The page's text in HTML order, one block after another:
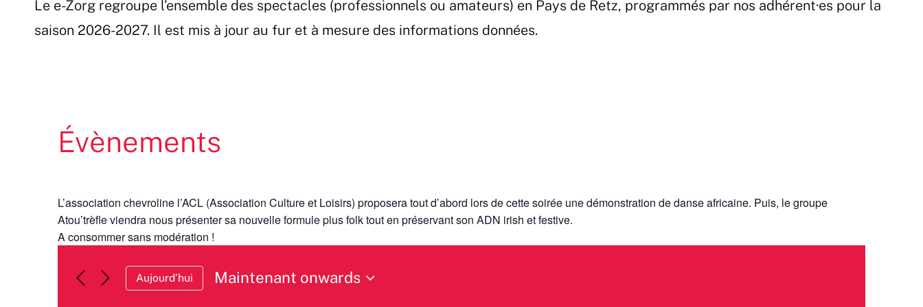
Le e-Zorg regroupe l’ensemble des spectacles (professionnels ou amateurs) en Pays de Retz, programmés par nos adhérent·es pour la
saison 2026-2027. Il est mis à jour au fur et à mesure des informations données.
Évènements
L’association chevroline l’ACL (Association Culture et Loisirs) proposera tout d’abord lors de cette soirée une démonstration de danse africaine. Puis, le groupe
Atou’trèfle viendra nous présenter sa nouvelle formule plus folk tout en préservant son ADN irish et festive.
A consommer sans modération !
Aujourd’hui
Maintenant onwards